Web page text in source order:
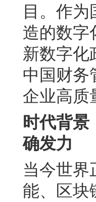
目。作
造的数字
新数字化
中国财务
企业高质
时代背景
确发力
当今世界
能、区块